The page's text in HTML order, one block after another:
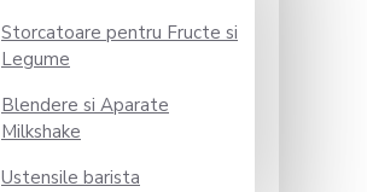
Storcatoare pentru Fructe si
Legume
Blendere si Aparate
Milkshake
Ustensile barista